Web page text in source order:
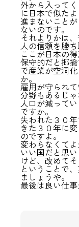
外から入って
に日本で似た
進まないこと
ないのです。
それよりかは
人の信頼を勝
ここが日本の
保守的だと揶
で産業が空洞
か。
雇用が守られ
分野もあるじゃ
人口が減って
ですか。
失われた３０
きた３０年に
のですよ。
変わらなくてよ
いい国だと思
けど、改めてそ
ということで
ましょうや。
最後は良い仕事